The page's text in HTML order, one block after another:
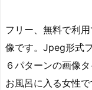
フリー、無料で利
像です。Jpeg形式
６パターンの画像
お風呂に入る女性